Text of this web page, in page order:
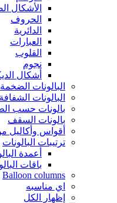
الأشكال
الحروف
الدائرية
العبارات
القلوب
نجوم
أشكال
البالونات الضخمة
البالونات الشفافة
بالونات حسب
بالونات السقف
أقواس وأكاليل
ترتيبات البالونات
أعمدة
باقات
Balloon columns
اي مناسبه
إظهار الكل